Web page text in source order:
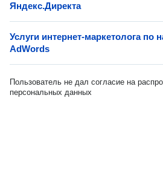
Яндекс.Директа
Услуги интернет-маркетолога по
AdWords
Пользователь не дал согласие на
персональных данных